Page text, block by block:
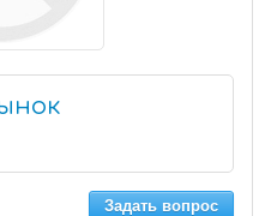
Задать вопрос